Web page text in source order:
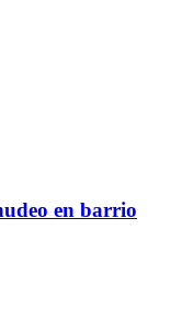
en barrio